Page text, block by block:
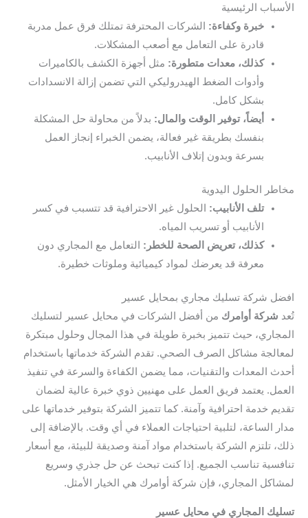
الأسباب الرئيسية
خبرة وكفاءة: الشركات المحترفة تمتلك فرق عمل مدربة
قادرة على التعامل مع أصعب المشكلات.
كذلك، معدات متطورة: مثل أجهزة الكشف بالكاميرات
وأدوات الضغط الهيدروليكي التي تضمن إزالة الانسدادات
بشكل كامل.
أيضاً، توفير الوقت والمال: بدلاً من محاولة حل المشكلة
بنفسك بطريقة غير فعالة، يضمن الخبراء إنجاز العمل
بسرعة وبدون إتلاف الأنابيب.
مخاطر الحلول اليدوية
تلف الأنابيب: الحلول غير الاحترافية قد تتسبب في كسر
الأنابيب أو تسريب المياه.
كذلك، تعريض الصحة للخطر: التعامل مع المجاري دون
معرفة قد يعرضك لمواد كيميائية وملوثات خطيرة.
افضل شركة تسليك مجاري بمحايل عسير
تُعد شركة أوامرك من أفضل الشركات في محايل عسير لتسليك
المجاري، حيث تتميز بخبرة طويلة في هذا المجال وحلول مبتكرة
لمعالجة مشاكل الصرف الصحي. تقدم الشركة خدماتها باستخدام
أحدث المعدات والتقنيات، مما يضمن الكفاءة والسرعة في تنفيذ
العمل. يعتمد فريق العمل على مهنيين ذوي خبرة عالية لضمان
تقديم خدمة احترافية وآمنة. كما تتميز الشركة بتوفير خدماتها على
مدار الساعة، لتلبية احتياجات العملاء في أي وقت. بالإضافة إلى
ذلك، تلتزم الشركة باستخدام مواد آمنة وصديقة للبيئة، مع أسعار
تنافسية تناسب الجميع. إذا كنت تبحث عن حل جذري وسريع
لمشاكل المجاري، فإن شركة أوامرك هي الخيار الأمثل.
تسليك المجاري في محايل عسير